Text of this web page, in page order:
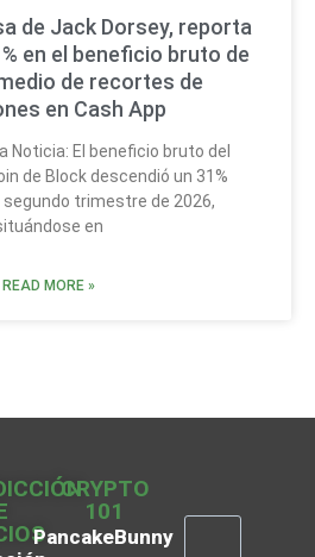
de Jack Dorsey, reporta
en el beneficio bruto de
de recortes de
en Cash App
Noticia: El beneficio bruto del
de Block descendió un 31%
trimestre de 2026,
en
READ MORE »
CRYPTO
101
PancakeBunny